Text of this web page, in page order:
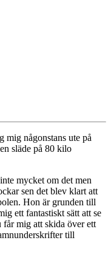
mig någonstans ute på
släde på 80 kilo
mycket om det men
sen det blev klart att
Hon är grunden till
ett fantastiskt sätt att se
får mig att skida över ett
till